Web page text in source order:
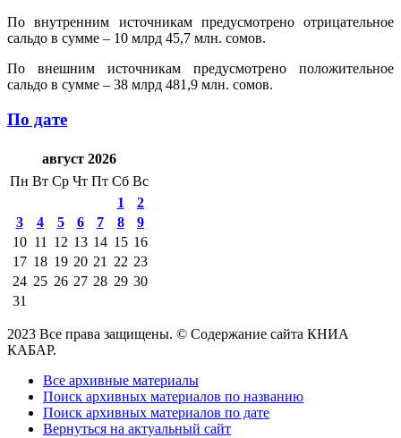
По внутренним источникам предусмотрено отрицательное
сальдо в сумме – 10 млрд 45,7 млн. сомов.
По внешним источникам предусмотрено положительное
сальдо в сумме – 38 млрд 481,9 млн. сомов.
По дате
август 2026
Пн Вт Ср Чт Пт Сб Вс
1
2
3
4 5 6 7 8
9
10 11 12 13 14 15 16
17 18 19 20 21 22 23
24 25 26 27 28 29 30
31
2023 Все права защищены. © Содержание сайта КНИА
КАБАР.
Все архивные материалы
Поиск архивных материалов по названию
Поиск архивных материалов по дате
Вернуться на актуальный сайт